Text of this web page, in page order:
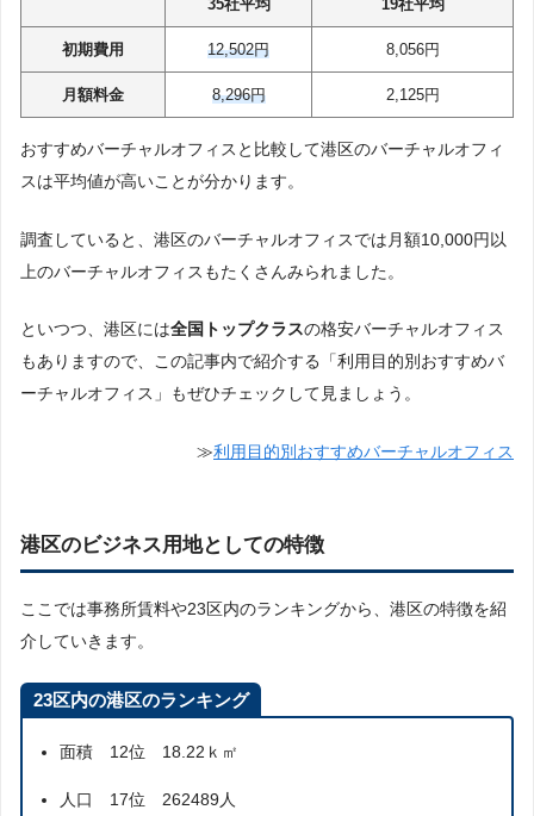
バーチャルオフィスとは
バーチャルオフィスとは？
バーチャルオフィスでできること
バーチャルオフィスのメリット
バーチャルオフィスがおすすめな人
通常の事務所契約と比較
港区のバーチャルオフィスまとめ
23区からバーチャルオフィスを選びたい方へ
35社平均
19社平均
初期費用 12,502円 8,056円
月額料金 8,296円 2,125円
おすすめバーチャルオフィスと比較して港区のバーチャルオフィ
スは平均値が高いことが分かります。
調査していると、港区のバーチャルオフィスでは月額10,000円以
上のバーチャルオフィスもたくさんみられました。
といつつ、港区には全国トップクラスの格安バーチャルオフィス
もありますので、この記事内で紹介する「利用目的別おすすめバ
ーチャルオフィス」もぜひチェックして見ましょう。
≫利用目的別おすすめバーチャルオフィス
港区のビジネス用地としての特徴
ここでは事務所賃料や23区内のランキングから、港区の特徴を紹
介していきます。
23区内の港区のランキング
面積 12位 18.22ｋ㎡
人口 17位 262489人